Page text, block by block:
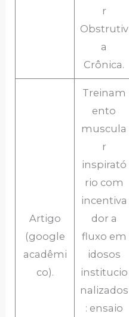
r
Obstrutiv
a
Crônica.
Artigo
(google
acadêmi
co).
Treinam
ento
muscula
r
inspirató
rio com
incentiva
dor a
fluxo em
idosos
institucio
nalizados
: ensaio